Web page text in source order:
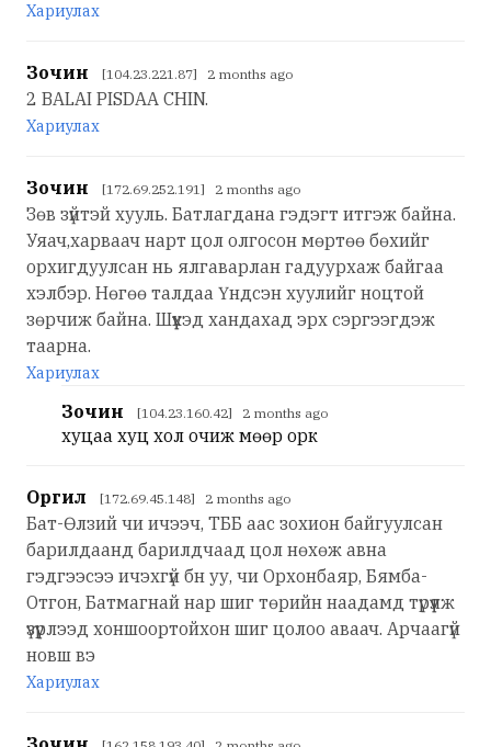
Хариулах
Зочин [104.23.221.87] 2 months ago
2 BALAI PISDAA CHIN.
Хариулах
Зочин [172.69.252.191] 2 months ago
Зөв зүйтэй хууль. Батлагдана гэдэгт итгэж байна.
Уяач,харваач нарт цол олгосон мөртөө бөхийг
орхигдуулсан нь ялгаварлан гадуурхаж байгаа
хэлбэр. Нөгөө талдаа Үндсэн хуулийг ноцтой
зөрчиж байна. Шүүхэд хандахад эрх сэргээгдэж
таарна.
Хариулах
Зочин [104.23.160.42] 2 months ago
хуцаа хуц хол очиж мөөр орк
Оргил [172.69.45.148] 2 months ago
Бат-Өлзий чи ичээч, ТББ аас зохион байгуулсан
барилдаанд барилдчаад цол нөхөж авна
гэдгээсээ ичэхгүй бн уу, чи Орхонбаяр, Бямба-
Отгон, Батмагнай нар шиг төрийн наадамд түрүүлж
үзүүрлээд хоншоортойхон шиг цолоо аваач. Арчаагүй
новш вэ
Хариулах